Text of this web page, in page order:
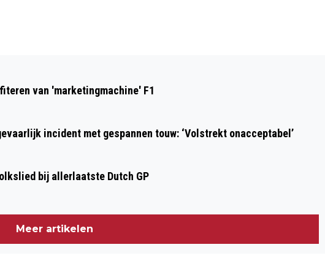
ZIEN EN GEZIEN WORDEN OVERAL IN DE
van 'marketingmachine' F1
incident met gespannen touw: ‘Volstrekt onacceptabel’
bij allerlaatste Dutch GP
Meer artikelen